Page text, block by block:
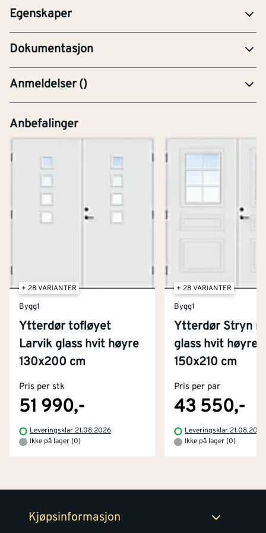
Egenskaper
Dokumentasjon
YTE-Ytelseserklæring (CE-merking)
Anmeldelser()
Anbefalinger
+ 28 VARIANTER
Bygg1
Ytterdør tofløyet
Larvik glass hvit høyre
130x200 cm
Pris per stk
51 990,-
Leveringsklar 21.08.2026
Ikke på lager (0)
+ 28 VARIANTER
Bygg1
Ytterdør Stryn
glass hvit høyre
150x210 cm
Pris per par
43 550,-
Leveringsklar 21.08.2026
Ikke på lager (0)
Kjøpsinformasjon
Kjøpsbetingelser
Retur- og angrerettsskjema
Kontakt oss
Tjenester
Montér Klubb
Om Montér
Byggevarehus og åpningstider
Prismatch